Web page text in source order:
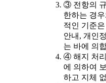
③ 전항의
한하는 경
적인 기준
안내, 개인
는 바에 의
④ 해지 처
에 의하여
하고 지체